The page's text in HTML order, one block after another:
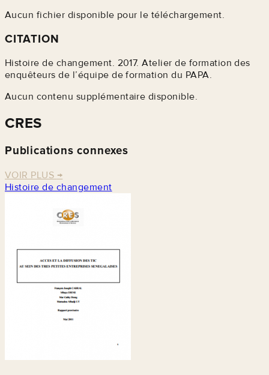
Aucun fichier disponible pour le téléchargement.
CITATION
Histoire de changement. 2017. Atelier de formation des
enquêteurs de l’équipe de formation du PAPA.
Aucun contenu supplémentaire disponible.
CRES
Publications connexes
VOIR PLUS →
Histoire de changement